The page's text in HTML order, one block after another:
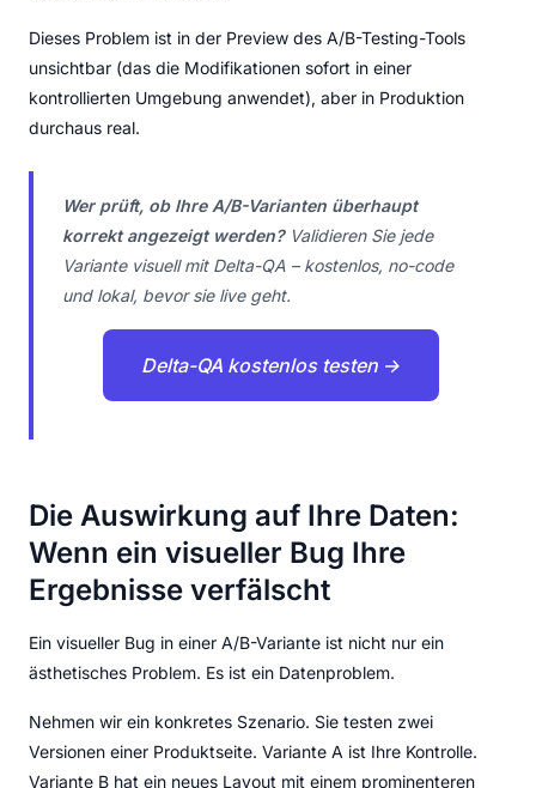
Dieses Problem ist in der Preview des A/B-Testing-Tools
unsichtbar (das die Modifikationen sofort in einer
kontrollierten Umgebung anwendet), aber in Produktion
durchaus real.
Wer prüft, ob Ihre A/B-Varianten überhaupt
korrekt angezeigt werden?Validieren Sie jede
Variante visuell mit Delta-QA – kostenlos, no-code
und lokal, bevor sie live geht.
Delta-QA kostenlos testen →
Die Auswirkung auf Ihre Daten:
Wenn ein visueller Bug Ihre
Ergebnisse verfälscht
Ein visueller Bug in einer A/B-Variante ist nicht nur ein
ästhetisches Problem. Es ist ein Datenproblem.
Nehmen wir ein konkretes Szenario. Sie testen zwei
Versionen einer Produktseite. Variante A ist Ihre Kontrolle.
Variante B hat ein neues Layout mit einem prominenteren